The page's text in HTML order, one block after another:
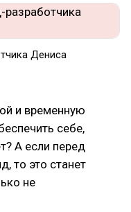
Дениса
и временную
себе,
А если перед
то это станет
не